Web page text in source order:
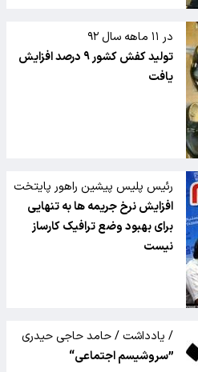
در ۱۱ ماهه سال ۹۲
تولید کفش کشور ۹ درصد افزایش
یافت
رئیس پلیس پیشین راهور پایتخت
/ ۲
افزایش نرخ جریمه ها به تنهایی
برای بهبود وضع ترافیک کارساز
نیست
/ یادداشت / حامد حاجی حیدری
”سروشیسم اجتماعی“